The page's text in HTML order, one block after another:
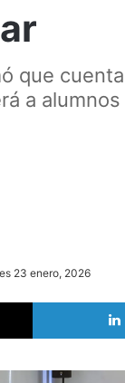
que
a
23 enero, 2026
X